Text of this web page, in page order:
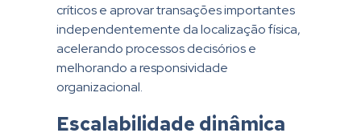
críticos e aprovar transações importantes
independentemente da localização física,
acelerando processos decisórios e
melhorando a responsividade
organizacional.
Escalabilidade dinâmica